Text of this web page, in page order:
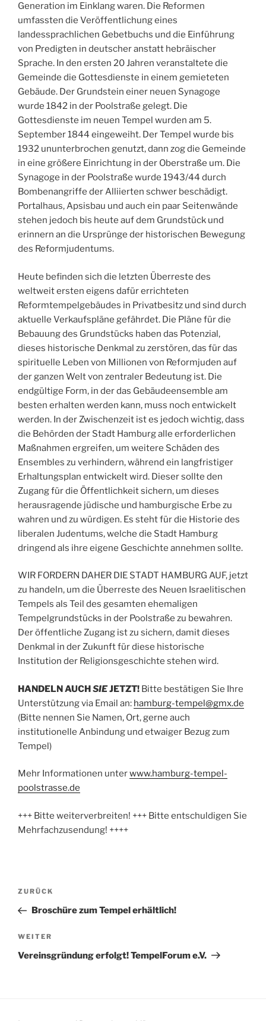
Generation im Einklang waren. Die Reformen
umfassten die Veröffentlichung eines
landessprachlichen Gebetbuchs und die Einführung
von Predigten in deutscher anstatt hebräischer
Sprache. In den ersten 20 Jahren veranstaltete die
Gemeinde die Gottesdienste in einem gemieteten
Gebäude. Der Grundstein einer neuen Synagoge
wurde 1842 in der Poolstraße gelegt. Die
Gottesdienste im neuen Tempel wurden am 5.
September 1844 eingeweiht. Der Tempel wurde bis
1932 ununterbrochen genutzt, dann zog die Gemeinde
in eine größere Einrichtung in der Oberstraße um. Die
Synagoge in der Poolstraße wurde 1943/44 durch
Bombenangriffe der Alliierten schwer beschädigt.
Portalhaus, Apsisbau und auch ein paar Seitenwände
stehen jedoch bis heute auf dem Grundstück und
erinnern an die Ursprünge der historischen Bewegung
des Reformjudentums.
Heute befinden sich die letzten Überreste des
weltweit ersten eigens dafür errichteten
Reformtempelgebäudes in Privatbesitz und sind durch
aktuelle Verkaufspläne gefährdet. Die Pläne für die
Bebauung des Grundstücks haben das Potenzial,
dieses historische Denkmal zu zerstören, das für das
spirituelle Leben von Millionen von Reformjuden auf
der ganzen Welt von zentraler Bedeutung ist. Die
endgültige Form, in der das Gebäudeensemble am
besten erhalten werden kann, muss noch entwickelt
werden. In der Zwischenzeit ist es jedoch wichtig, dass
die Behörden der Stadt Hamburg alle erforderlichen
Maßnahmen ergreifen, um weitere Schäden des
Ensembles zu verhindern, während ein langfristiger
Erhaltungsplan entwickelt wird. Dieser sollte den
Zugang für die Öffentlichkeit sichern, um dieses
herausragende jüdische und hamburgische Erbe zu
wahren und zu würdigen. Es steht für die Historie des
liberalen Judentums, welche die Stadt Hamburg
dringend als ihre eigene Geschichte annehmen sollte.
WIR FORDERN DAHER DIE STADT HAMBURG AUF, jetzt
zu handeln, um die Überreste des Neuen Israelitischen
Tempels als Teil des gesamten ehemaligen
Tempelgrundstücks in der Poolstraße zu bewahren.
Der öffentliche Zugang ist zu sichern, damit dieses
Denkmal in der Zukunft für diese historische
Institution der Religionsgeschichte stehen wird.
HANDELN AUCHSIEJETZT! Bitte bestätigen Sie Ihre
Unterstützung via Email an: hamburg-tempel@gmx.de
(Bitte nennen Sie Namen, Ort, gerne auch
institutionelle Anbindung und etwaiger Bezug zum
Tempel)
Mehr Informationen unterwww.hamburg-tempel-
poolstrasse.de
+++ Bitte weiterverbreiten! +++ Bitte entschuldigen Sie
Mehrfachzusendung! ++++
Beitragsnavigation
Vorheriger
Beitrag
ZURÜCK
Broschüre zum Tempel erhältlich!
Nächster
Beitrag
WEITER
Vereinsgründung erfolgt! TempelForum e.V.